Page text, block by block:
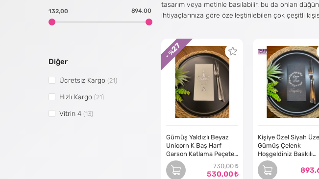
tasarım veya metinle basılabilir, bu da onları
ihtiyaçlarınıza göre özelleştirilebilen çok çeşitli
İster basit ister daha ayrıntılı bir tasarım arıyor
renk ve boyutlarda mevcuttur, böylece
güzel olması için sadece en kaliteli malzemeleri
Kişiselleştirilmiş yaldız baskılı peçetelerin en
tanıtın, ister müşterileriniz için benzersiz bir
Kişiselleştirilmiş yaldız baskılı peçetelerin bir
düğünü kutluyor olun, ister bir doğum günü
basılabilir. Bu, etkinliğinize kişisel bir dokunuş
Gümüş Yaldızlı Beyaz
Unicorn K Baş Harf
Garson Katlama Peçete
50 Adet
730,00
530,00
- %
27
Kişiye Özel Siyah
Gümüş Çelenk
Hoşgeldiniz Baskılı
Peçete 50 Adet
132,00 894,00
Diğer
Ücretsiz Kargo (21)
Hızlı Kargo (21)
Vitrin 4 (13)